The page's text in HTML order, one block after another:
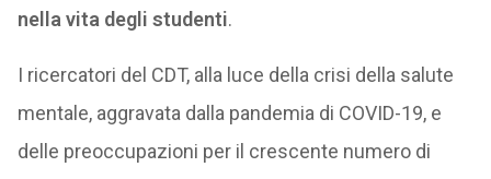
nella vita degli studenti.
I ricercatori del CDT, alla luce della crisi della salute
mentale, aggravata dalla pandemia di COVID-19, e
delle preoccupazioni per il crescente numero di